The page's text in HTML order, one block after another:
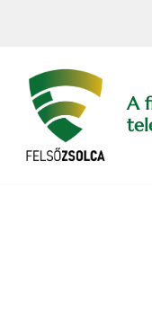
content
A